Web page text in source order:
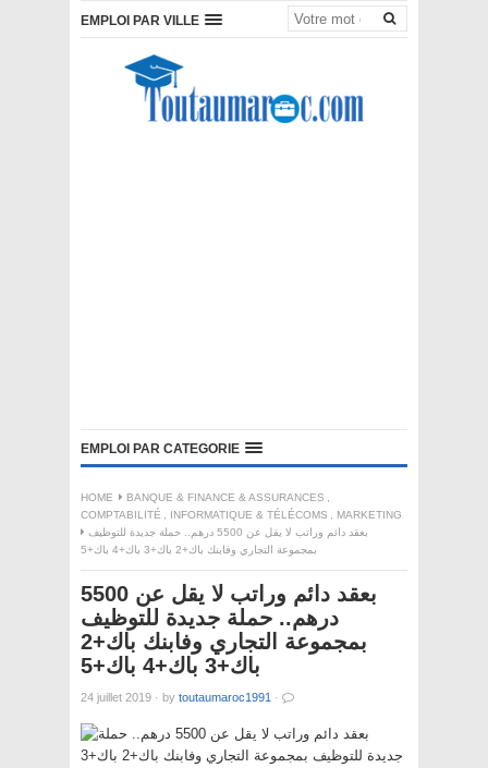
EMPLOI PAR VILLE
EMPLOI PAR CATEGORIE
HOME BANQUE & FINANCE & ASSURANCES ,
COMPTABILITÉ , INFORMATIQUE & TÉLÉCOMS , MARKETING
بعقد دائم وراتب لا يقل عن 5500 درهم.. حملة جديدة للتوظيف
بمجموعة التجاري وفابنك باك+2 باك+3 باك+4 باك+5
بعقد دائم وراتب لا يقل عن 5500
درهم.. حملة جديدة للتوظيف
بمجموعة التجاري وفابنك باك+2
باك+3 باك+4 باك+5
24 juillet 2019 · by toutaumaroc1991 ·